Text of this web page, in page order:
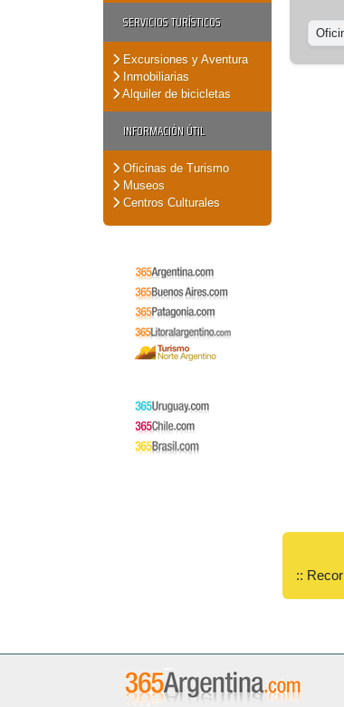
SERVICIOS TURÍSTICOS
Excursiones y Aventura
Inmobiliarias
Alquiler de bicicletas
INFORMACIÓN ÚTIL
Oficinas de Turismo
Museos
Centros Culturales
::